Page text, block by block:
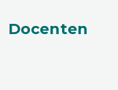
Docenten